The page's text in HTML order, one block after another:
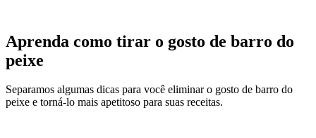
Aprenda como tirar o gosto de barro do
peixe
Separamos algumas dicas para você eliminar o gosto de barro do
peixe e torná-lo mais apetitoso para suas receitas.